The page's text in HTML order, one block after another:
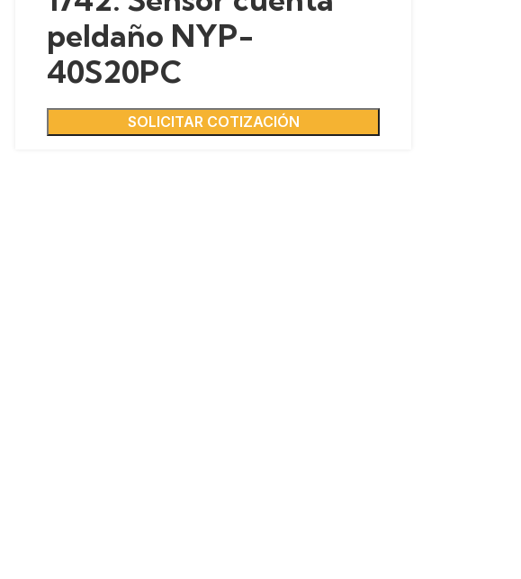
peldaño NYP-
40S20PC
SOLICITAR COTIZACIÓN